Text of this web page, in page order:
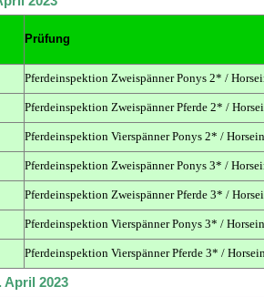
Prüfung
Pferdeinspektion Zweispänner Ponys 2* /
Pferdeinspektion Zweispänner Pferde 2* /
Pferdeinspektion Vierspänner Ponys 2* /
Pferdeinspektion Zweispänner Ponys 3* /
Pferdeinspektion Zweispänner Pferde 3* /
Pferdeinspektion Vierspänner Ponys 3* /
Pferdeinspektion Vierspänner Pferde 3* /
April 2023